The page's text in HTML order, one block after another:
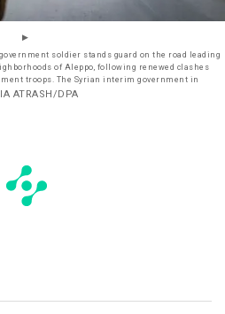
soldier stands guard on the road leading
of Aleppo, following renewed clashes
troops. The Syrian interim government in
ATRASH/DPA